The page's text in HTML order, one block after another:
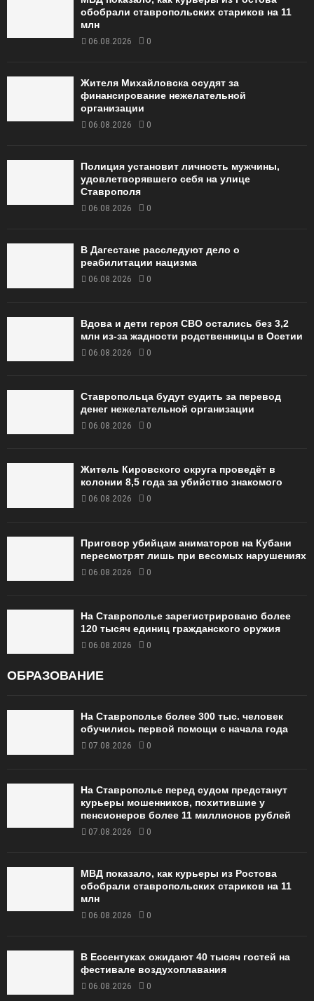
обобрали ставропольских стариков на 11
млн
06.08.2026 0
Жителя Михайловска осудят за
финансирование нежелательной
организации
06.08.2026 0
Полиция установит личность мужчины,
удовлетворявшего себя на улице
Ставрополя
06.08.2026 0
В Дагестане расследуют дело о
реабилитации нацизма
06.08.2026 0
Вдова и дети героя СВО остались без 3,2
млн из-за жадности родственницы в Осетии
06.08.2026 0
Ставропольца будут судить за перевод
денег нежелательной организации
06.08.2026 0
Житель Кировского округа проведёт в
колонии 8,5 года за убийство знакомого
06.08.2026 0
Приговор убийцам аниматоров на Кубани
пересмотрят лишь при весомых нарушениях
06.08.2026 0
На Ставрополье зарегистрировано более
120 тысяч единиц гражданского оружия
06.08.2026 0
ОБРАЗОВАНИЕ
На Ставрополье более 300 тыс. человек
обучились первой помощи с начала года
07.08.2026 0
На Ставрополье перед судом предстанут
курьеры мошенников, похитившие у
пенсионеров более 11 миллионов рублей
07.08.2026 0
МВД показало, как курьеры из Ростова
обобрали ставропольских стариков на 11
млн
06.08.2026 0
В Ессентуках ожидают 40 тысяч гостей на
фестивале воздухоплавания
06.08.2026 0